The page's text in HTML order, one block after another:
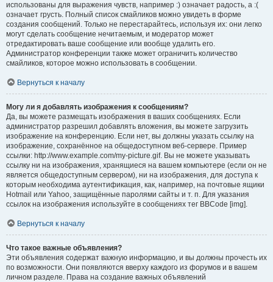
использованы для выражения чувств, например :) означает радость, а :(
означает грусть. Полный список смайликов можно увидеть в форме
создания сообщений. Только не перестарайтесь, используя их: они легко
могут сделать сообщение нечитаемым, и модератор может
отредактировать ваше сообщение или вообще удалить его.
Администратор конференции также может ограничить количество
смайликов, которое можно использовать в сообщении.
Вернуться к началу
Могу ли я добавлять изображения к сообщениям?
Да, вы можете размещать изображения в ваших сообщениях. Если
администратор разрешил добавлять вложения, вы можете загрузить
изображение на конференцию. Если нет, вы должны указать ссылку на
изображение, сохранённое на общедоступном веб-сервере. Пример
ссылки: http://www.example.com/my-picture.gif. Вы не можете указывать
ссылку ни на изображения, хранящиеся на вашем компьютере (если он не
является общедоступным сервером), ни на изображения, для доступа к
которым необходима аутентификация, как, например, на почтовые ящики
Hotmail или Yahoo, защищённые паролями сайты и т. п. Для указания
ссылок на изображения используйте в сообщениях тег BBCode [img].
Вернуться к началу
Что такое важные объявления?
Эти объявления содержат важную информацию, и вы должны прочесть их
по возможности. Они появляются вверху каждого из форумов и в вашем
личном разделе. Права на создание важных объявлений